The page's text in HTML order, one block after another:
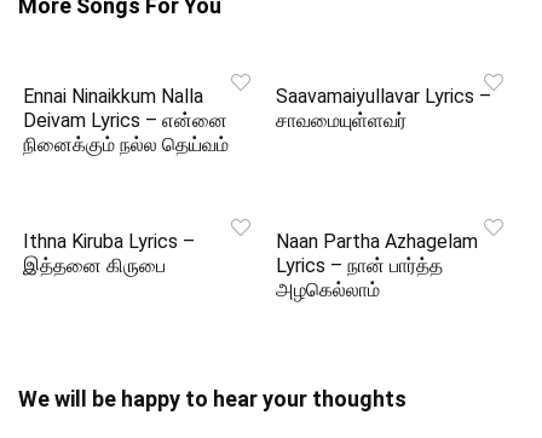
More Songs For You
Ennai Ninaikkum Nalla
Deivam Lyrics – என்னை
நினைக்கும் நல்ல தெய்வம்
Saavamaiyullavar Lyrics –
சாவமையுள்ளவர்
Ithna Kiruba Lyrics –
இத்தனை கிருபை
Naan Partha Azhagelam
Lyrics – நான் பார்த்த
அழகெல்லாம்
We will be happy to hear your thoughts